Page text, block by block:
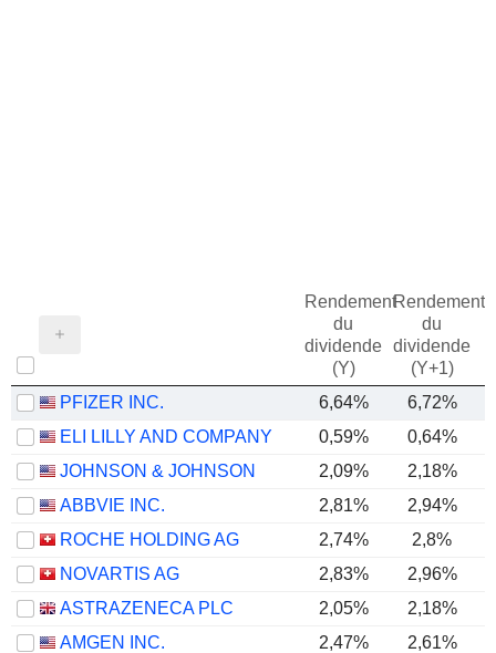
Rendement
du
dividende
(Y)
Rendement
du
dividende
(Y+1)
PFIZER INC. 6,64%
6,72%
ELI LILLY AND COMPANY
0,59% 0,64%
JOHNSON & JOHNSON
2,09% 2,18%
ABBVIE INC.
2,81% 2,94%
ROCHE HOLDING AG
2,74% 2,8%
NOVARTIS AG
2,83% 2,96%
ASTRAZENECA PLC
2,05% 2,18%
AMGEN INC.
2,47% 2,61%